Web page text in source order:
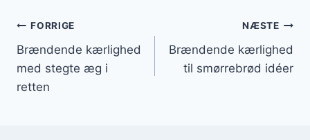
Indlægsnavigation
FORRIGE
Brændende kærlighed
med stegte æg i
retten
NÆSTE
Brændende kærlighed
til smørrebrød idéer